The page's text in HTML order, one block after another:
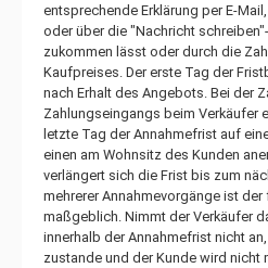
entsprechende Erklärung per E-
oder über die "Nachricht
zukommen lässt oder durch die
Kaufpreises. Der erste Tag der
nach Erhalt des Angebots. Bei der
Zahlungseingangs beim Verkäufer
letzte Tag der Annahmefrist auf
einen am Wohnsitz des Kunden
verlängert sich die Frist bis zum
mehrerer Annahmevorgänge ist
maßgeblich. Nimmt der Verkäufer
innerhalb der Annahmefrist nicht
zustande und der Kunde wird nicht